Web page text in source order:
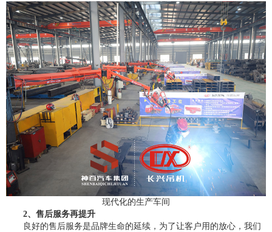
现代化的生产车间
2、售后服务再提升
良好的售后服务是品牌生命的延续，为了让客户用的放心，我们